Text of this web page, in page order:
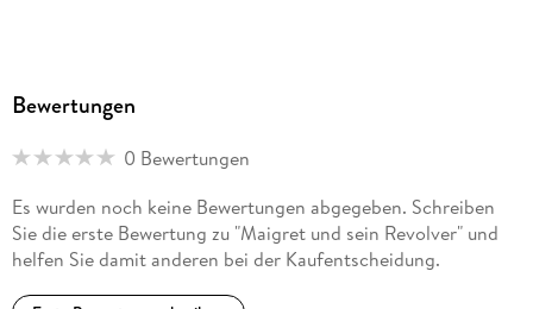
Bewertungen
0 Bewertungen
Es wurden noch keine Bewertungen abgegeben. Schreiben
Sie die erste Bewertung zu "Maigret und sein Revolver" und
helfen Sie damit anderen bei der Kaufentscheidung.